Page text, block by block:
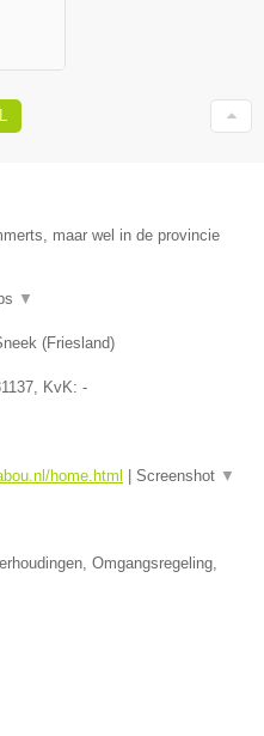
maar wel in de provincie
▼
(Friesland)
, KvK: -
home.html Screenshot ▼
Omgangsregeling,